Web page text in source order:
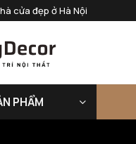
cửa đẹp ở Hà Nội
PHẨM